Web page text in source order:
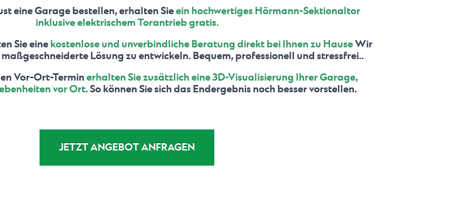
eine Garage bestellen, erhalten Sieein hochwertiges Hörmann-Sektionaltor
inklusive elektrischem Torantrieb gratis.
Sie einekostenlose und unverbindliche Beratung direkt bei Ihnen zu HauseWir
Lösung zu entwickeln. Bequem, professionell und stressfrei..
Vor-Ort-Terminerhalten Sie zusätzlich eine 3D-Visualisierung Ihrer Garage,
vor Ort. So können Sie sich das Endergebnis noch besser vorstellen.
JETZT ANGEBOT ANFRAGEN